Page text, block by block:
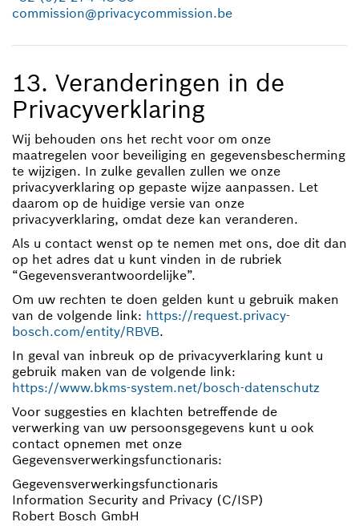
commission@privacycommission.be
13. Veranderingen in de
Privacyverklaring
Wij behouden ons het recht voor om onze
maatregelen voor beveiliging en gegevensbescherming
te wijzigen. In zulke gevallen zullen we onze
privacyverklaring op gepaste wijze aanpassen. Let
daarom op de huidige versie van onze
privacyverklaring, omdat deze kan veranderen.
Als u contact wenst op te nemen met ons, doe dit dan
op het adres dat u kunt vinden in de rubriek
“Gegevensverantwoordelijke”.
Om uw rechten te doen gelden kunt u gebruik maken
van de volgende link: https://request.privacy-
bosch.com/entity/RBVB.
In geval van inbreuk op de privacyverklaring kunt u
gebruik maken van de volgende link:
https://www.bkms-system.net/bosch-datenschutz
Voor suggesties en klachten betreffende de
verwerking van uw persoonsgegevens kunt u ook
contact opnemen met onze
Gegevensverwerkingsfunctionaris:
Gegevensverwerkingsfunctionaris
Information Security and Privacy (C/ISP)
Robert Bosch GmbH